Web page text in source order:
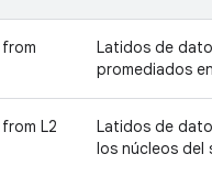
Latidos de
promediados
L2
Latidos de
los núcleos del